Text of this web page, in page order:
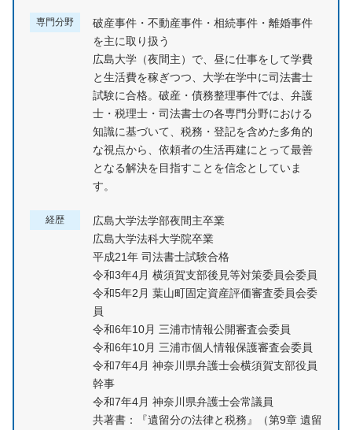
専門分野
破産事件・不動産事件・相続事件・離婚事件
を主に取り扱う
広島大学（夜間主）で、昼に仕事をして学費
と生活費を稼ぎつつ、大学在学中に司法書士
試験に合格。破産・債務整理事件では、弁護
士・税理士・司法書士の各専門分野における
知識に基づいて、税務・登記を含めた多角的
な視点から、依頼者の生活再建にとって最善
となる解決を目指すことを信念としていま
す。
経歴
広島大学法学部夜間主卒業
広島大学法科大学院卒業
平成21年 司法書士試験合格
令和3年4月 横須賀支部後見等対策委員会委員
令和5年2月 葉山町固定資産評価審査委員会委
員
令和6年10月 三浦市情報公開審査会委員
令和6年10月 三浦市個人情報保護審査会委員
令和7年4月 神奈川県弁護士会横須賀支部役員
幹事
令和7年4月 神奈川県弁護士会常議員
共著書：『遺留分の法律と税務』（第9章 遺留